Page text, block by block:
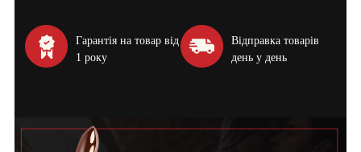
Гарантія на товар від
1 року
Відправка товарів
день у день